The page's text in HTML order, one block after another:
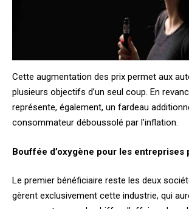
Cette augmentation des prix permet aux
plusieurs objectifs d’un seul coup. En
représente, également, un fardeau
consommateur déboussolé par l’inflation.
Bouffée d’oxygène pour les entreprises
Le premier bénéficiaire reste les deux
gèrent exclusivement cette industrie, qui